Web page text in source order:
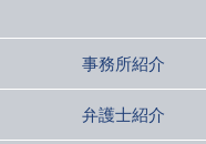
事務所紹介
弁護士紹介